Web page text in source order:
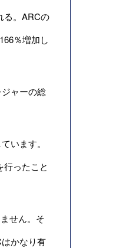
る。ARCの
％増加し
ャーの総
います。
ったこと
せん。そ
かなり有